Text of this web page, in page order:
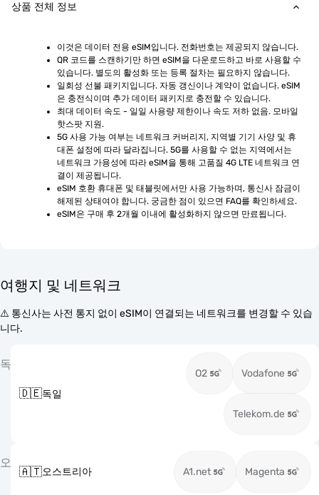
상품 전체 정보
이것은 데이터 전용 eSIM입니다. 전화번호는 제공되지 않습니다.
QR 코드를 스캔하기만 하면 eSIM을 다운로드하고 바로 사용할 수
있습니다. 별도의 활성화 또는 등록 절차는 필요하지 않습니다.
일회성 선불 패키지입니다. 자동 갱신이나 계약이 없습니다. eSIM
은 충전식이며 추가 데이터 패키지로 충전할 수 있습니다.
최대 데이터 속도 - 일일 사용량 제한이나 속도 저하 없음. 모바일
핫스팟 지원.
5G 사용 가능 여부는 네트워크 커버리지, 지역별 기기 사양 및 휴
대폰 설정에 따라 달라집니다. 5G를 사용할 수 없는 지역에서는
네트워크 가용성에 따라 eSIM을 통해 고품질 4G LTE 네트워크 연
결이 제공됩니다.
eSIM 호환 휴대폰 및 태블릿에서만 사용 가능하며, 통신사 잠금이
해제된 상태여야 합니다. 궁금한 점이 있으면 FAQ를 확인하세요.
eSIM은 구매 후 2개월 이내에 활성화하지 않으면 만료됩니다.
여행지 및 네트워크
⚠️ 통신사는 사전 통지 없이 eSIM이 연결되는 네트워크를 변경할 수 있습
니다.
독
🇩🇪독일
O2 Vodafone
Telekom.de
오
🇦🇹오스트리아 A1.net Magenta